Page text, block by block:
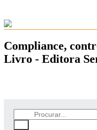
Compliance,
Livro - Editora